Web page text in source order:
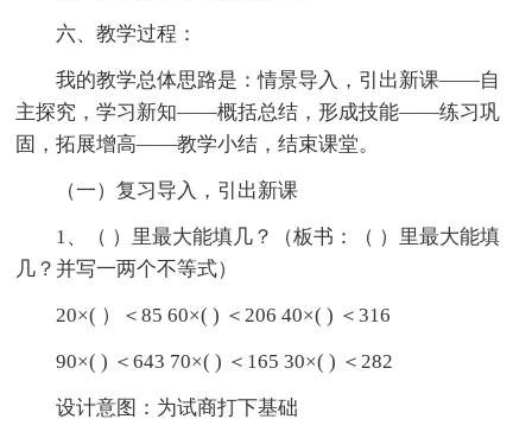
六、教学过程：
我的教学总体思路是：情景导入，引出新课——自
主探究，学习新知——概括总结，形成技能——练习巩
固，拓展增高——教学小结，结束课堂。
（一）复习导入，引出新课
1、（ ）里最大能填几？（板书：（ ）里最大能填
几？并写一两个不等式）
20×( ）＜85 60×( ) ＜206 40×( ) ＜316
90×( ) ＜643 70×( ) ＜165 30×( ) ＜282
设计意图：为试商打下基础